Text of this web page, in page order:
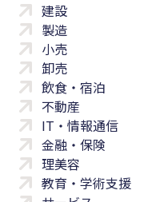
建設
製造
小売
卸売
飲食・宿泊
不動産
IT・情報通信
金融・保険
理美容
教育・学術支援